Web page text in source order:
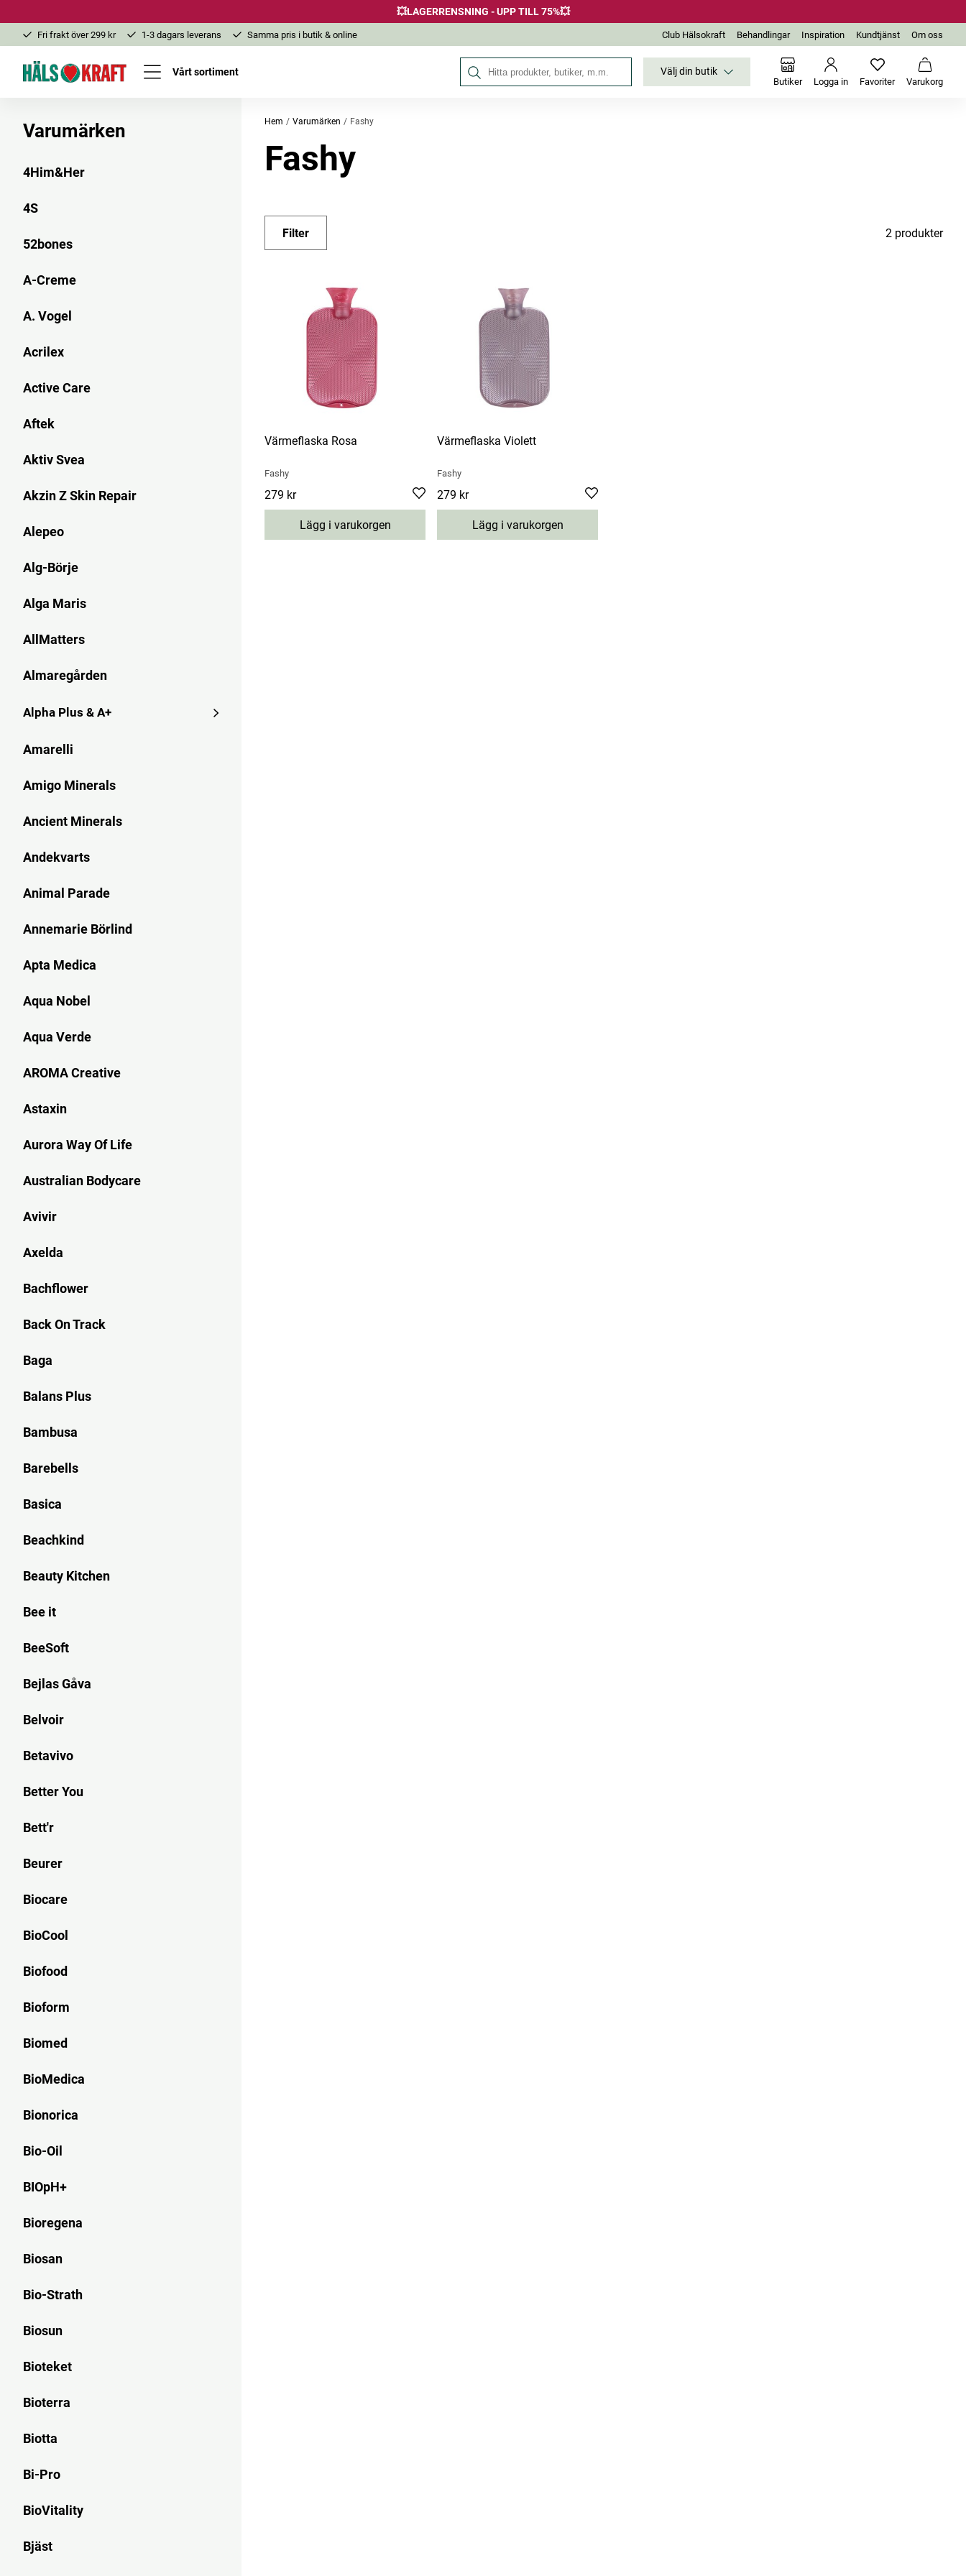
💥LAGERRENSNING - UPP TILL 75%💥
Fri frakt över 299 kr 1-3 dagars leverans Samma pris i butik & online Club Hälsokraft Behandlingar Inspiration Kundtjänst Om oss
Vårt sortiment Sök på Hälsokraft Välj din butik
Butiker Logga in FavoriterInga favoriter
Varukorg
Varumärken
4Him&Her
4S
52bones
A-Creme
A. Vogel
Acrilex
Active Care
Aftek
Aktiv Svea
Akzin Z Skin Repair
Alepeo
Alg-Börje
Alga Maris
AllMatters
Almaregården
Alpha Plus & A+
Amarelli
Amigo Minerals
Ancient Minerals
Andekvarts
Animal Parade
Annemarie Börlind
Apta Medica
Aqua Nobel
Aqua Verde
AROMA Creative
Astaxin
Aurora Way Of Life
Australian Bodycare
Avivir
Axelda
Bachflower
Back On Track
Baga
Balans Plus
Bambusa
Barebells
Basica
Beachkind
Beauty Kitchen
Bee it
BeeSoft
Bejlas Gåva
Belvoir
Betavivo
Better You
Bett'r
Beurer
Biocare
BioCool
Biofood
Bioform
Biomed
BioMedica
Bionorica
Bio-Oil
BIOpH+
Bioregena
Biosan
Bio-Strath
Biosun
Bioteket
Bioterra
Biotta
Bi-Pro
BioVitality
Bjäst
Hem Varumärken Fashy
Fashy
Filter 2 produkter
Värmeflaska Rosa
Fashy
Pris :279 kr
279 kr
Lägg i varukorgen
Värmeflaska Violett
Fashy
Pris :279 kr
279 kr
Lägg i varukorgen